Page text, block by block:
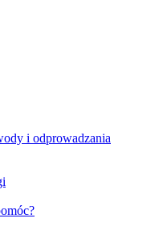
i odprowadzania